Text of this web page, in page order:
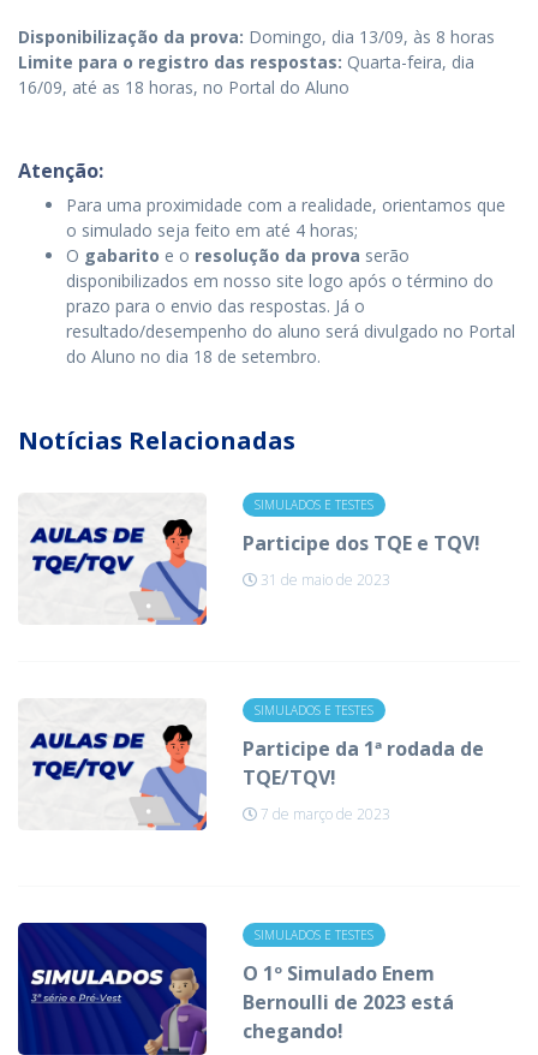
Disponibilização da prova: Domingo, dia 13/09, às 8 horas
Limite para o registro das respostas: Quarta-feira, dia
16/09, até as 18 horas, no Portal do Aluno
Atenção:
Para uma proximidade com a realidade, orientamos que
o simulado seja feito em até 4 horas;
O gabarito e o resolução da prova serão
disponibilizados em nosso site logo após o término do
prazo para o envio das respostas. Já o
resultado/desempenho do aluno será divulgado no Portal
do Aluno no dia 18 de setembro.
Notícias Relacionadas
SIMULADOS E TESTES
Participe dos TQE e TQV!
31 de maio de 2023
SIMULADOS E TESTES
Participe da 1ª rodada de
TQE/TQV!
7 de março de 2023
SIMULADOS E TESTES
O 1º Simulado Enem
Bernoulli de 2023 está
chegando!